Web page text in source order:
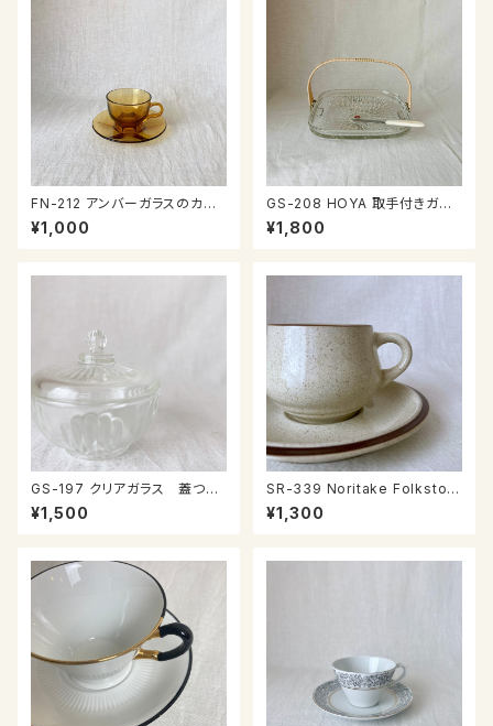
FN-212 アンバーガラスのカッ
プ＆ソーサー
¥1,000
GS-208 HOYA 取手付きガラ
ス皿
¥1,800
GS-197 クリアガラス 蓋つき
小物入れ
¥1,500
SR-339 Noritake Folkston
e カップ＆ソーサー
¥1,300